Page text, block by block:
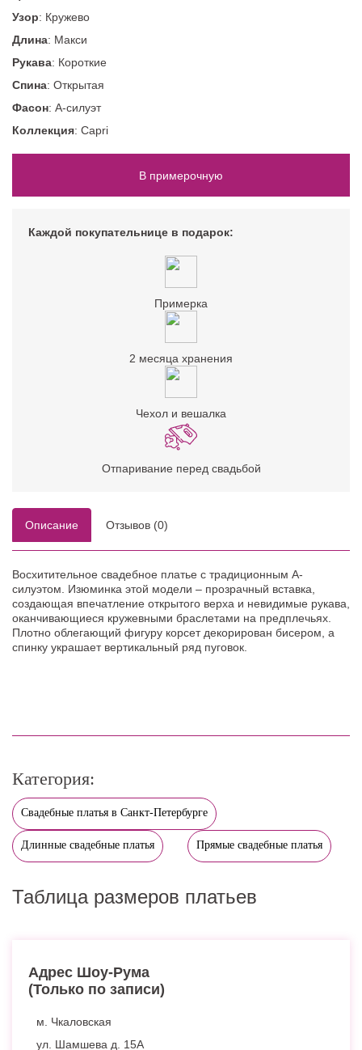
Узор: Кружево
Длина: Макси
Рукава: Короткие
Спина: Открытая
Фасон: А-силуэт
Коллекция: Capri
В примерочную
Каждой покупательнице в подарок:
Примерка
2 месяца хранения
Чехол и вешалка
Отпаривание перед свадьбой
Описание Отзывов (0)
Восхитительное свадебное платье с традиционным А-
силуэтом. Изюминка этой модели – прозрачный вставка,
создающая впечатление открытого верха и невидимые рукава,
оканчивающиеся кружевными браслетами на предплечьях.
Плотно облегающий фигуру корсет декорирован бисером, а
спинку украшает вертикальный ряд пуговок.
Категория:
Свадебные платья в Санкт-Петербурге
Длинные свадебные платья Прямые свадебные платья
Таблица размеров платьев
Адрес Шоу-Рума
(Только по записи)
м. Чкаловская
ул. Шамшева д. 15А